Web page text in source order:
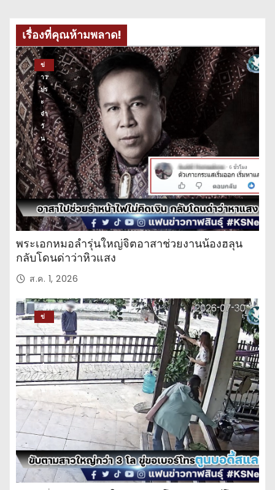
เรื่องที่คุณห้ามพลาด!
ข่
าว
ปร
ะ
จำ
วั
น
พระเอกหมอลำรุ่นใหญ่จิตอาสาช่วยงานน้องฮลุน
กลับโดนด่าว่าหิวแสง
ส.ค. 1, 2026
ข่
าว
ปร
ะ
จำ
วั
น